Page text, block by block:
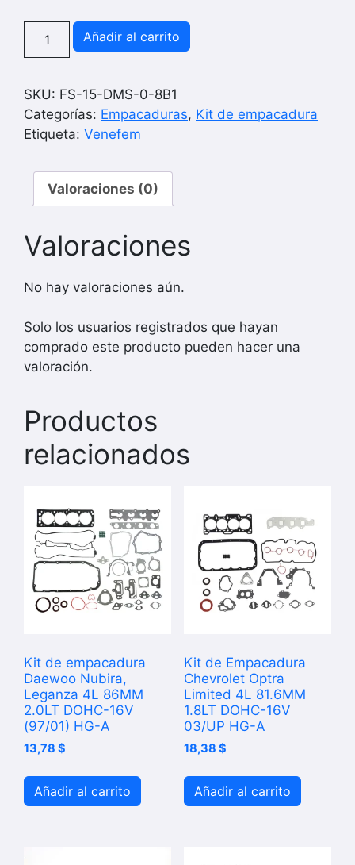
Daewoo
Damas-
Tico
CIL
68.5MM
0.8LT
6V
00)
A
cantidad
Añadir al carrito
SKU: FS-15-DMS-0-8B1
Categorías: Empacaduras, Kit de empacadura
Etiqueta: Venefem
Valoraciones (0)
Valoraciones
No hay valoraciones aún.
Solo los usuarios registrados que hayan
comprado este producto pueden hacer una
valoración.
Productos
relacionados
Kit de empacadura
Daewoo Nubira,
Leganza 4L 86MM
2.0LT DOHC-16V
(97/01) HG-A
13,78 $
Añadir al carrito
Kit de Empacadura
Chevrolet Optra
Limited 4L 81.6MM
1.8LT DOHC-16V
03/UP HG-A
18,38 $
Añadir al carrito